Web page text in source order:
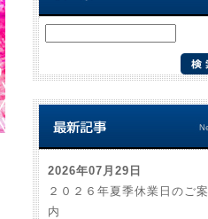
2026年07月29日
２０２６年夏季休業日のご案
内